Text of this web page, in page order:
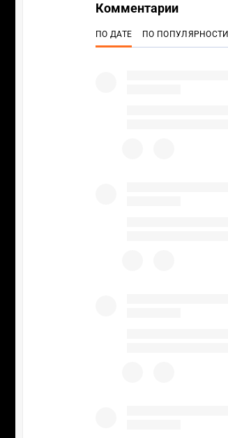
Комментарии
ПО ДАТЕ ПО ПОПУЛЯРНОСТИ